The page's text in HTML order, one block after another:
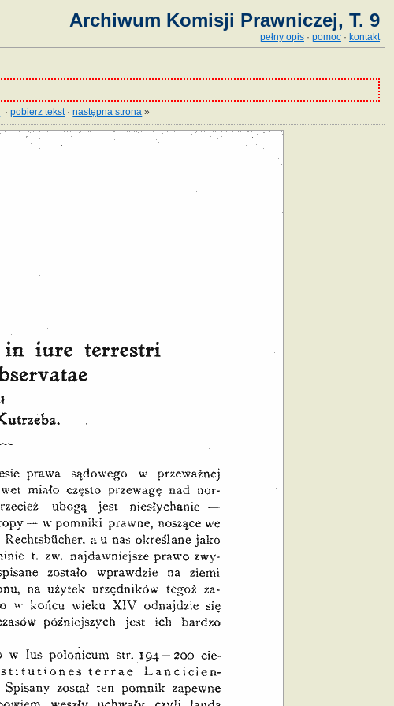
Archiwum Komisji Prawniczej, T. 9
pełny opis · pomoc · kontakt
·pobierz tekst·następna strona »